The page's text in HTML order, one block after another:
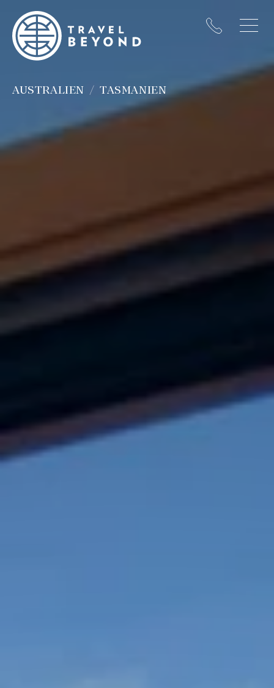
AUSTRALIEN TASMANIEN